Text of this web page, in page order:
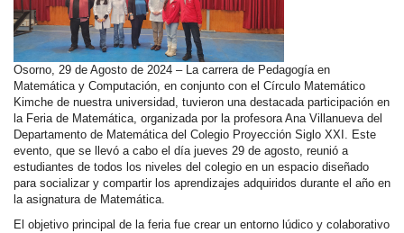
Osorno, 29 de Agosto de 2024 – La carrera de Pedagogía en
Matemática y Computación, en conjunto con el Círculo Matemático
Kimche de nuestra universidad, tuvieron una destacada participación en
la Feriade Matemática, organizada por la profesora Ana Villanueva del
Departamento de Matemática del Colegio Proyección Siglo XXI. Este
evento, que se llevó a cabo el día jueves 29 de agosto, reunió a
estudiantes de todos los niveles del colegio en un espacio diseñado
para socializar y compartir los aprendizajes adquiridos durante el año en
la asignatura de Matemática.
El objetivo principal de la feriafue crear un entorno lúdico y colaborativo